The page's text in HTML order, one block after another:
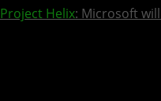
Project Helix: Microsoft